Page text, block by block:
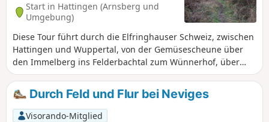
Start in Hattingen (Arnsberg und
Umgebung)
Diese Tour führt durch die Elfringhauser Schweiz, zwischen
Hattingen und Wuppertal, von der Gemüsescheune über
den Immelberg ins Felderbachtal zum Wünnerhof, über
den Höhenweg wieder ins Felderbachtal und über Am
Schnüber wieder zurück.
Durch Feld und Flur bei Neviges
Visorando-Mitglied